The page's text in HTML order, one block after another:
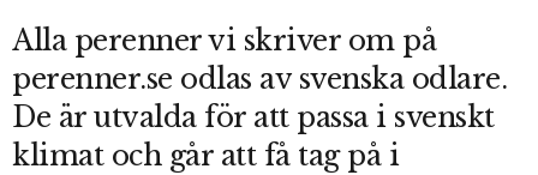
Alla perenner vi skriver om på
perenner.se odlas av svenska odlare.
De är utvalda för att passa i svenskt
klimat och går att få tag på i